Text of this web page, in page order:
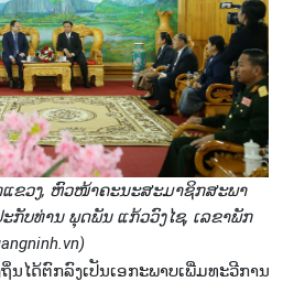
ແຂວງ, ຫົວໜ້າຄະນະສະມາຊິກສະພາ
ກັບທ່ານ ພຸດພັນ ແກ້ວວົງໄຊ, ເລຂາພັກ
ໄດ້ຕົກລົງເປັນເອກະພາບເພີ່ມທະວີການ